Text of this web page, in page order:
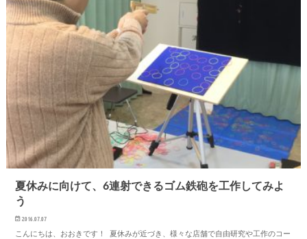
夏休みに向けて、6連射できるゴム鉄砲を工作してみよ
う
2016.07.07
こんにちは、おおきです！ 夏休みが近づき、様々な店舗で自由研究や工作のコー